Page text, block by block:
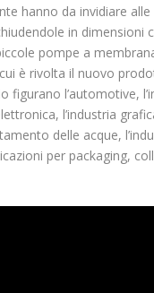
hanno da invidiare alle
in dimensioni
pompe a
è rivolta il nuovo
figurano l’automotive,
l’industria
delle acque,
per packaging,